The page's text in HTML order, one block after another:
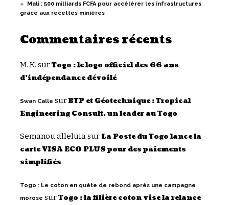
Mali : 500 milliards FCFA pour accélérer les infrastructures
grâce aux recettes minières
Commentaires récents
M. K. surTogo : le logo officiel des 66 ans
d’indépendance dévoilé
Swan Calle surBTP et Géotechnique : Tropical
Engineering Consult, un leader au Togo
Semanou alleluiasurLa Poste du Togo lance la
carte VISA ECO PLUS pour des paiements
simplifiés
Togo : Le coton en quête de rebond après une campagne
morose surTogo : la filière coton vise la relance